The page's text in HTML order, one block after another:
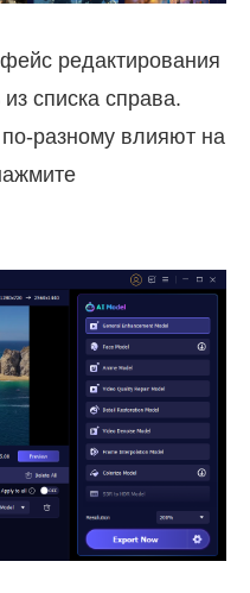
редактирования
списка справа.
разному влияют на